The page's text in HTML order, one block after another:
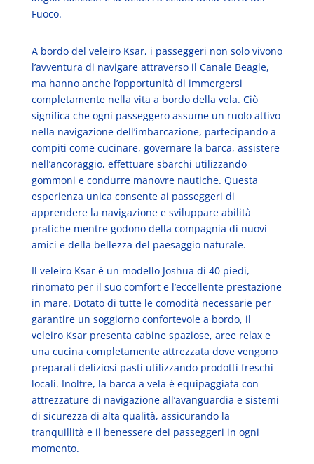
Fuoco.
A bordo del veleiro Ksar, i passeggeri non solo vivono
l’avventura di navigare attraverso il Canale Beagle,
ma hanno anche l’opportunità di immergersi
completamente nella vita a bordo della vela. Ciò
significa che ogni passeggero assume un ruolo attivo
nella navigazione dell’imbarcazione, partecipando a
compiti come cucinare, governare la barca, assistere
nell’ancoraggio, effettuare sbarchi utilizzando
gommoni e condurre manovre nautiche. Questa
esperienza unica consente ai passeggeri di
apprendere la navigazione e sviluppare abilità
pratiche mentre godono della compagnia di nuovi
amici e della bellezza del paesaggio naturale.
Il veleiro Ksar è un modello Joshua di 40 piedi,
rinomato per il suo comfort e l’eccellente prestazione
in mare. Dotato di tutte le comodità necessarie per
garantire un soggiorno confortevole a bordo, il
veleiro Ksar presenta cabine spaziose, aree relax e
una cucina completamente attrezzata dove vengono
preparati deliziosi pasti utilizzando prodotti freschi
locali. Inoltre, la barca a vela è equipaggiata con
attrezzature di navigazione all’avanguardia e sistemi
di sicurezza di alta qualità, assicurando la
tranquillità e il benessere dei passeggeri in ogni
momento.